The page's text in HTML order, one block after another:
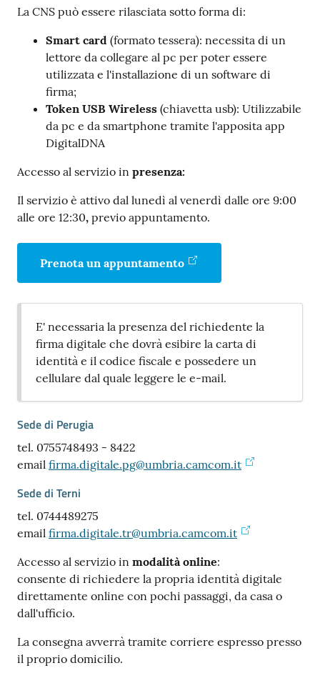
Seguici
La CNS può essere rilasciata sotto forma di:
Smart card (formato tessera): necessita di un
lettore da collegare al pc per poter essere
utilizzata e l'installazione di un software di
firma;
Token USB Wireless (chiavetta usb): Utilizzabile
da pc e da smartphone tramite l'apposita app
DigitalDNA
Accesso al servizio in presenza:
Il servizio è attivo dal lunedì al venerdì dalle ore 9:00
alle ore 12:30, previo appuntamento.
Prenota un appuntamento
E' necessaria la presenza del richiedente la
firma digitale che dovrà esibire la carta di
identità e il codice fiscale e possedere un
cellulare dal quale leggere le e-mail.
Sede di Perugia
tel. 0755748493 - 8422
email firma.digitale.pg@umbria.camcom.it
Sede di Terni
tel. 0744489275
email firma.digitale.tr@umbria.camcom.it
Accesso al servizio in modalità online:
consente di richiedere la propria identità digitale
direttamente online con pochi passaggi, da casa o
dall'ufficio.
La consegna avverrà tramite corriere espresso presso
il proprio domicilio.